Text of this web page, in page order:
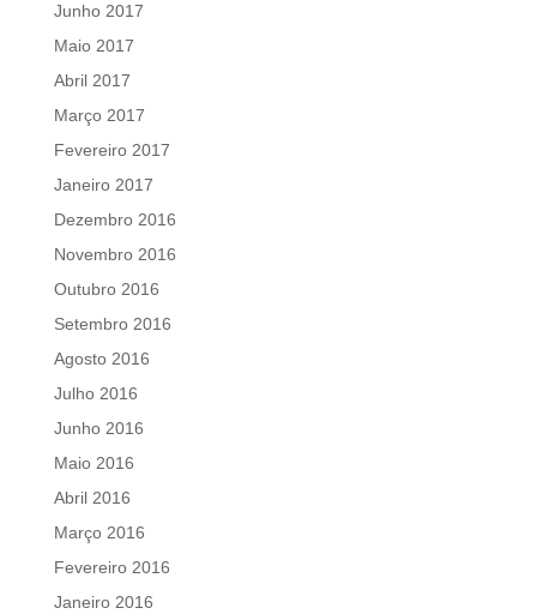
Junho 2017
Maio 2017
Abril 2017
Março 2017
Fevereiro 2017
Janeiro 2017
Dezembro 2016
Novembro 2016
Outubro 2016
Setembro 2016
Agosto 2016
Julho 2016
Junho 2016
Maio 2016
Abril 2016
Março 2016
Fevereiro 2016
Janeiro 2016